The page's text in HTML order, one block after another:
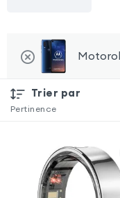
Trier par
Pertinence